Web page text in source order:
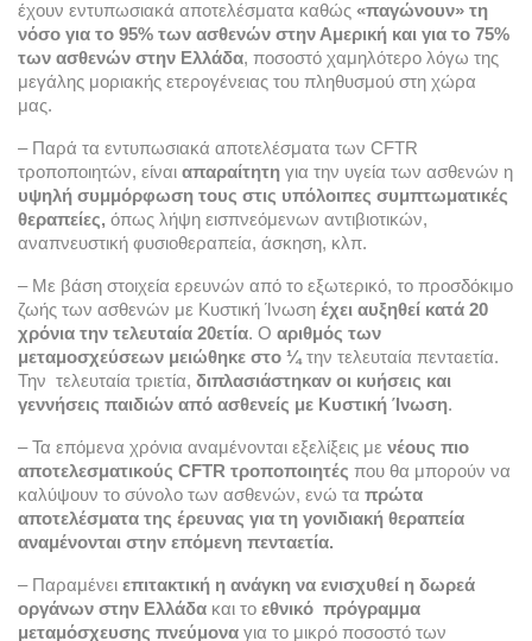
έχουν εντυπωσιακά αποτελέσματα καθώς «παγώνουν» τη
νόσο για το 95% των ασθενών στην Αμερική και για το 75%
των ασθενών στην Ελλάδα, ποσοστό χαμηλότερο λόγω της
μεγάλης μοριακής ετερογένειας του πληθυσμού στη χώρα
μας.
– Παρά τα εντυπωσιακά αποτελέσματα των CFTR
τροποποιητών, είναι απαραίτητη για την υγεία των ασθενών η
υψηλή συμμόρφωση τους στις υπόλοιπες συμπτωματικές
θεραπείες, όπως λήψη εισπνεόμενων αντιβιοτικών,
αναπνευστική φυσιοθεραπεία, άσκηση, κλπ.
– Με βάση στοιχεία ερευνών από το εξωτερικό, το προσδόκιμο
ζωής των ασθενών με Κυστική Ίνωση έχει αυξηθεί κατά 20
χρόνια την τελευταία 20ετία. Ο αριθμός των
μεταμοσχεύσεων μειώθηκε στο ¼ την τελευταία πενταετία.
Την  τελευταία τριετία, διπλασιάστηκαν οι κυήσεις και
γεννήσεις παιδιών από ασθενείς με Κυστική Ίνωση.
– Τα επόμενα χρόνια αναμένονται εξελίξεις με νέους πιο
αποτελεσματικούς CFTR τροποποιητές που θα μπορούν να
καλύψουν το σύνολο των ασθενών, ενώ τα πρώτα
αποτελέσματα της έρευνας για τη γονιδιακή θεραπεία
αναμένονται στην επόμενη πενταετία.
– Παραμένει επιτακτική η ανάγκη να ενισχυθεί η δωρεά
οργάνων στην Ελλάδα και το εθνικό  πρόγραμμα
μεταμόσχευσης πνεύμονα για το μικρό ποσοστό των